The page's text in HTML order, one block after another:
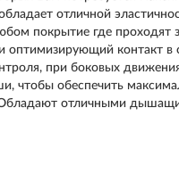
обладает отличной
покрытие где проходят
контакт
при боковых
чтобы обеспечить
отличными